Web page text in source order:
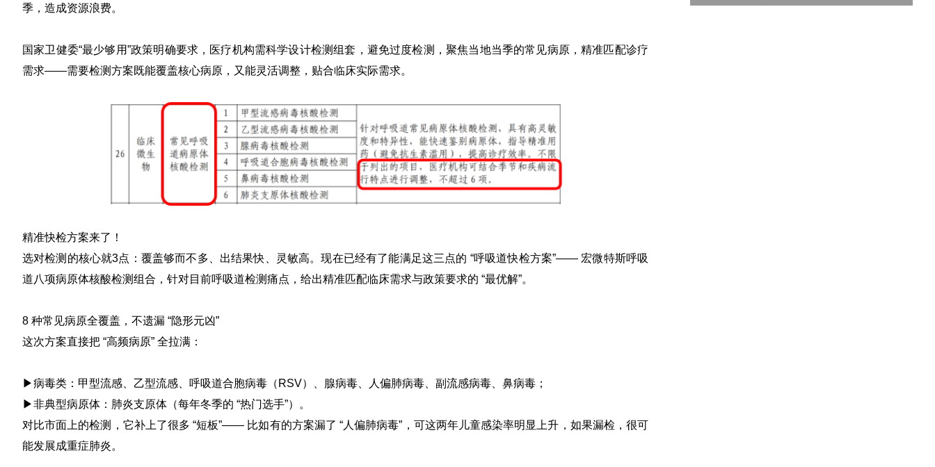
季，造成资源浪费。
国家卫健委“最少够用”政策明确要求， 医疗机构需科学设计检测组套，避免过度检测，聚焦当地当季的常见病原，精准匹配诊疗
需求——需要检测方案既能覆盖核心病原，又能灵活调整，贴合临床实际需求。
精准快检方案来了！
选对检测的核心就3点： 覆盖够而不多、出结果快、灵敏高。现在已经有了能满足这三点的 “呼吸道快检方案”—— 宏微特斯呼吸
道八项病原体核酸检测组合，针对目前呼吸道检测痛点，给出精准匹配临床需求与政策要求的 “最优解”。
8 种常见病原全覆盖， 不遗漏 “隐形元凶”
这次方案直接把 “高频病原” 全拉满：
▶病毒类：甲型流感、乙型流感、呼吸道合胞病毒（RSV）、腺病毒、人偏肺病毒、副流感病毒、鼻病毒；
▶非典型病原体：肺炎支原体（每年冬季的 “热门选手”）。
对比市面上的检测，它补上了很多 “短板”—— 比如有的方案漏了 “人偏肺病毒”，可这两年儿童感染率明显上升，如果漏检，很可
能发展成重症肺炎。